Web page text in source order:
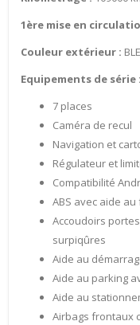
1ère mise en
Couleur extérieur :
Equipements de série :
7 places
Caméra de recul
Navigation et
Régulateur et
Compatibilité
ABS avec aide au
Accoudoirs
surpiqûres
Aide au
Aide au parking
Aide au
Airbags frontaux